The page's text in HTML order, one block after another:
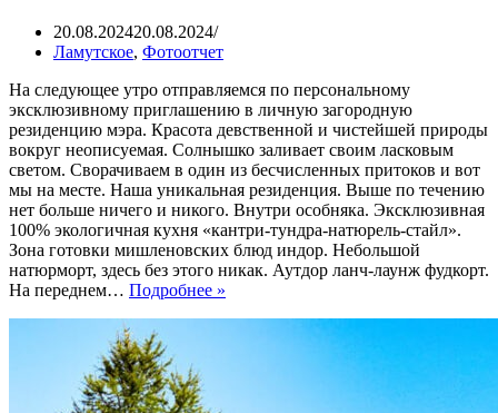
20.08.202420.08.2024
Ламутское, Фотоотчет
На следующее утро отправляемся по персональному
эксклюзивному приглашению в личную загородную
резиденцию мэра. Красота девственной и чистейшей природы
вокруг неописуемая. Солнышко заливает своим ласковым
светом. Сворачиваем в один из бесчисленных притоков и вот
мы на месте. Наша уникальная резиденция. Выше по течению
нет больше ничего и никого. Внутри особняка. Эксклюзивная
100% экологичная кухня «кантри-тундра-натюрель-стайл».
Зона готовки мишленовских блюд индор. Небольшой
натюрморт, здесь без этого никак. Аутдор ланч-лаунж фудкорт.
На переднем… Подробнее »